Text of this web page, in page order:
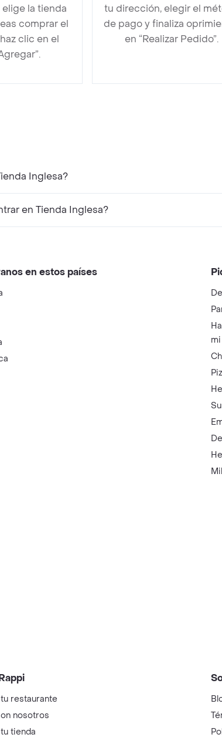
la tienda
comprar el
clic en el
tu dirección, elegir el
de pago y finaliza
en “Realizar Pedido”.
Inglesa?
en Tienda Inglesa?
en estos países
mi
restaurante
nosotros
tienda